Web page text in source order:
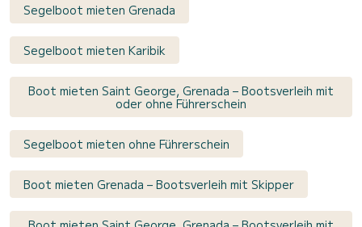
Segelboot mieten Grenada
Segelboot mieten Karibik
Boot mieten Saint George, Grenada – Bootsverleih mit
oder ohne Führerschein
Segelboot mieten ohne Führerschein
Boot mieten Grenada – Bootsverleih mit Skipper